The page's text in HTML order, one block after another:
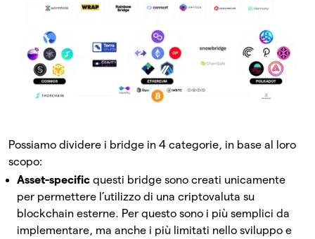
Possiamo dividere i bridge in 4 categorie, in base al loro
scopo:
Asset-specific questi bridge sono creati unicamente
per permettere l’utilizzo di una criptovaluta su
blockchain esterne. Per questo sono i più semplici da
implementare, ma anche i più limitati nello sviluppo e